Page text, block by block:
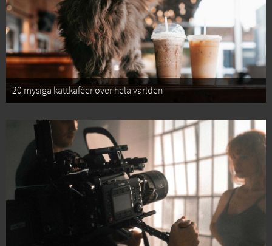
20 mysiga kattkaféer över hela världen